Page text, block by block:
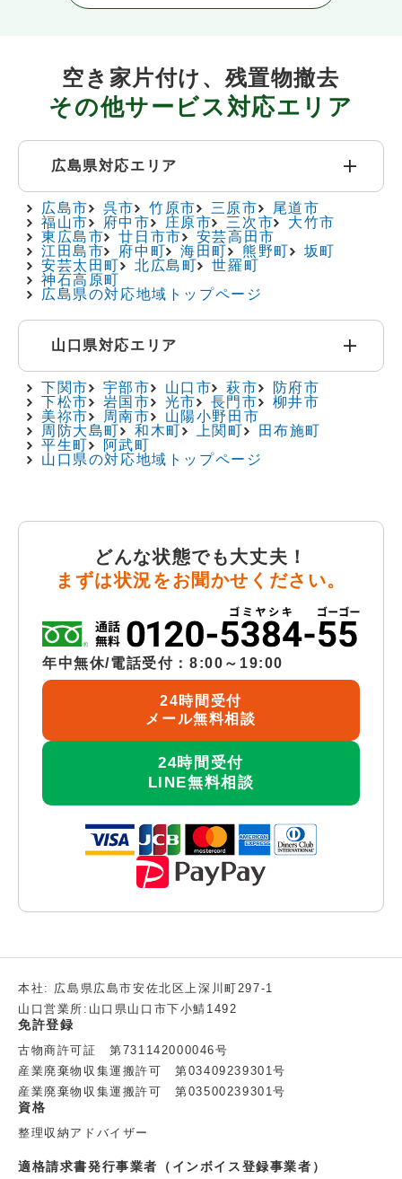
空き家片付け、残置物撤去
その他サービス対応エリア
広島県対応エリア
広島市 呉市 竹原市 三原市
尾道市
福山市
府中市 庄原市 三次市
大竹市
東広島市
廿日市市
安芸高田市
江田島市
府中町 海田町 熊野町
坂町
安芸太田町
北広島町
世羅町
神石高原町
広島県の対応地域トップページ
山口県対応エリア
下関市 宇部市 山口市 萩市
防府市
下松市
岩国市 光市 長門市
柳井市
美祢市
周南市
山陽小野田市
周防大島町
和木町 上関町
田布施町
平生町
阿武町
山口県の対応地域トップページ
どんな状態でも大丈夫！
まずは状況をお聞かせください。
年中無休/電話受付：8:00～19:00
24時間受付
メール無料相談
24時間受付
LINE無料相談
本社: 広島県広島市安佐北区上深川町297-1
山口営業所:山口県山口市下小鯖1492
免許登録
古物商許可証 第731142000046号
産業廃棄物収集運搬許可 第03409239301号
産業廃棄物収集運搬許可 第03500239301号
資格
整理収納アドバイザー
適格請求書発行事業者（インボイス登録事業者）